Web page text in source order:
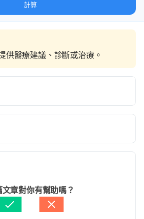
計算
供醫療建議、診斷或治療。
conditions/root-canal-
November 22, 2019.
canal-treatment. Accessed
翰醫師
文章對你有幫助嗎？